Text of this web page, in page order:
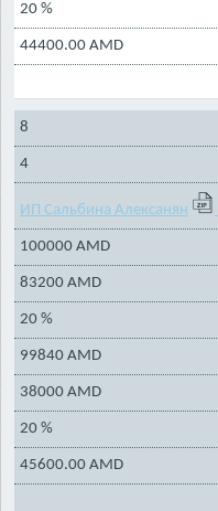
20 %
44400.00 AMD
8
4
ИП Сальбина Алексанян
100000 AMD
83200 AMD
20 %
99840 AMD
38000 AMD
20 %
45600.00 AMD